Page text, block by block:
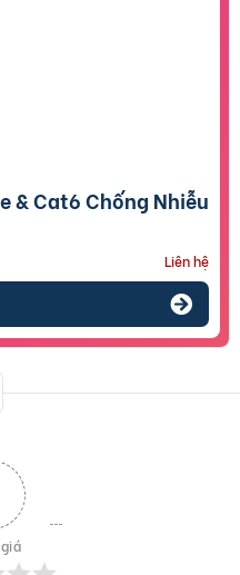
Liên hệ